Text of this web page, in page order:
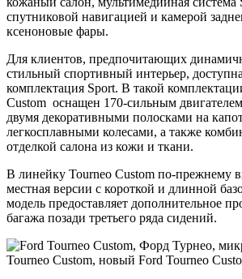
спутниковой навигацией и камерой
ксеноновые фары.
Для клиентов, предпочитающих
стильный спортивный интерьер,
комплектация Sport. В такой
Custom оснащен 170-сильным
двумя декоративными полосками на
легкосплавными колесами, а также
отделкой салона из кожи и ткани.
В линейку Tourneo Custom по-прежнему
местная версии с короткой и длинной
модель предоставляет дополнительное
багажа позади третьего ряда сидений.